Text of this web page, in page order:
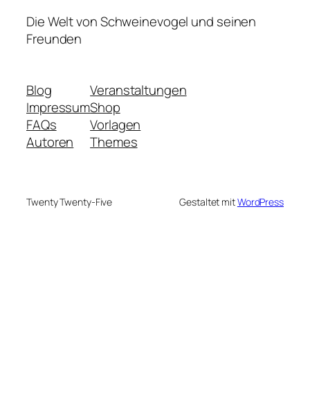
Die Welt von Schweinevogel und seinen
Freunden
Blog
Impressum
FAQs
Autoren
Veranstaltungen
Shop
Vorlagen
Themes
Twenty Twenty-Five Gestaltet mitWordPress